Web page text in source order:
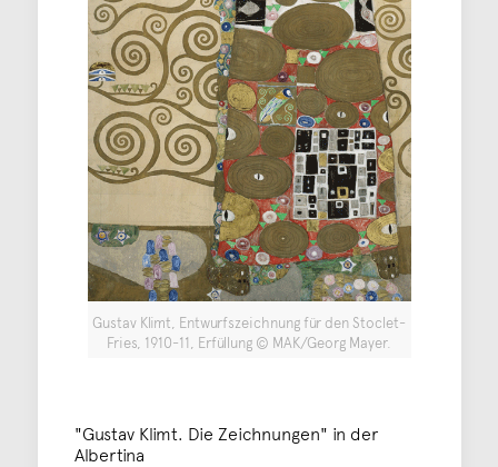
Gustav Klimt, Entwurfszeichnung für den Stoclet-
Fries, 1910-11, Erfüllung © MAK/Georg Mayer.
"Gustav Klimt. Die Zeichnungen" in der
Albertina